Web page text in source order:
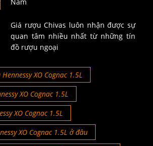
Nam
Giá rượu Chivas luôn nhận được sự
quan tâm nhiều nhất từ những tín
đồ rượu ngoại
XO Cognac 1.5L
XO Cognac 1.5L
XO Cognac 1.5L
XO Cognac 1.5L ở đâu